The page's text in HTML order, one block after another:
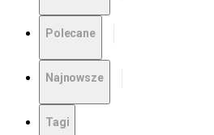
Polecane
Najnowsze
Tagi